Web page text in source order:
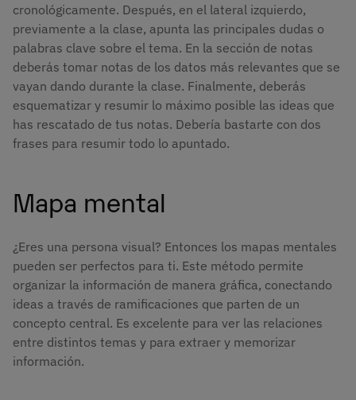
cronológicamente. Después, en el lateral izquierdo,
previamente a la clase, apunta las principales dudas o
palabras clave sobre el tema. En la sección de notas
deberás tomar notas de los datos más relevantes que se
vayan dando durante la clase. Finalmente, deberás
esquematizar y resumir lo máximo posible las ideas que
has rescatado de tus notas. Debería bastarte con dos
frases para resumir todo lo apuntado.
Mapa mental
¿Eres una persona visual? Entonces los mapas mentales
pueden ser perfectos para ti. Este método permite
organizar la información de manera gráfica, conectando
ideas a través de ramificaciones que parten de un
concepto central. Es excelente para ver las relaciones
entre distintos temas y para extraer y memorizar
información.